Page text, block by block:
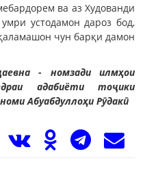
ва аз Худованди
устодамон дароз бод,
чун барқи дамон
- номзади илмҳои
адабиёти тоҷики
Абуабдуллоҳи Рӯдакӣ